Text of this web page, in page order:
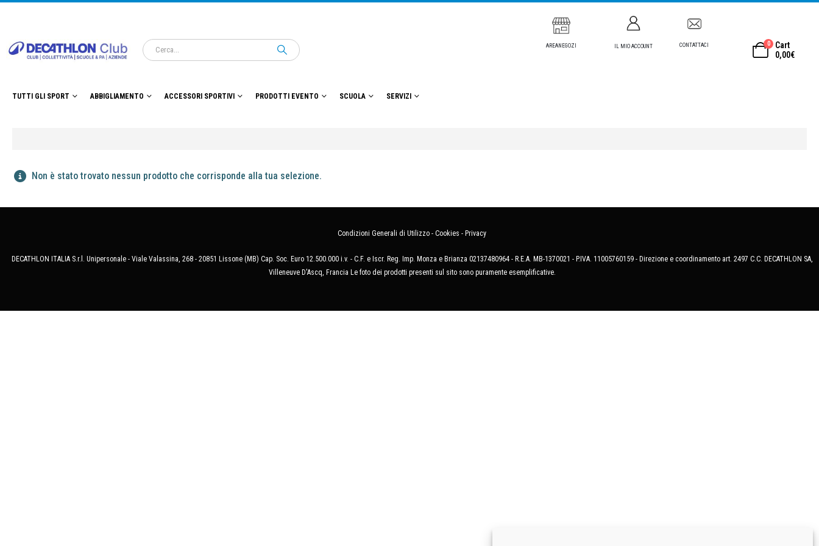
AREANEGOZI IL MIO ACCOUNT CONTATTACI 0
Cart
0,00€
TUTTI GLI SPORT ABBIGLIAMENTO ACCESSORI SPORTIVI PRODOTTI EVENTO SCUOLA SERVIZI
Non è stato trovato nessun prodotto che corrisponde alla tua selezione.
Condizioni Generali di Utilizzo - Cookies - Privacy
DECATHLON ITALIA S.r.l. Unipersonale - Viale Valassina, 268 - 20851 Lissone (MB) Cap. Soc. Euro 12.500.000 i.v. - C.F. e Iscr. Reg. Imp. Monza e Brianza 02137480964 - R.E.A. MB-1370021 - P.IVA. 11005760159 - Direzione e coordinamento art. 2497 C.C. DECATHLON SA,
Villeneuve D'Ascq, Francia Le foto dei prodotti presenti sul sito sono puramente esemplificative.